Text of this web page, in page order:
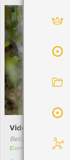
Vidoeiro
Betula celtiberica
[Comum]




